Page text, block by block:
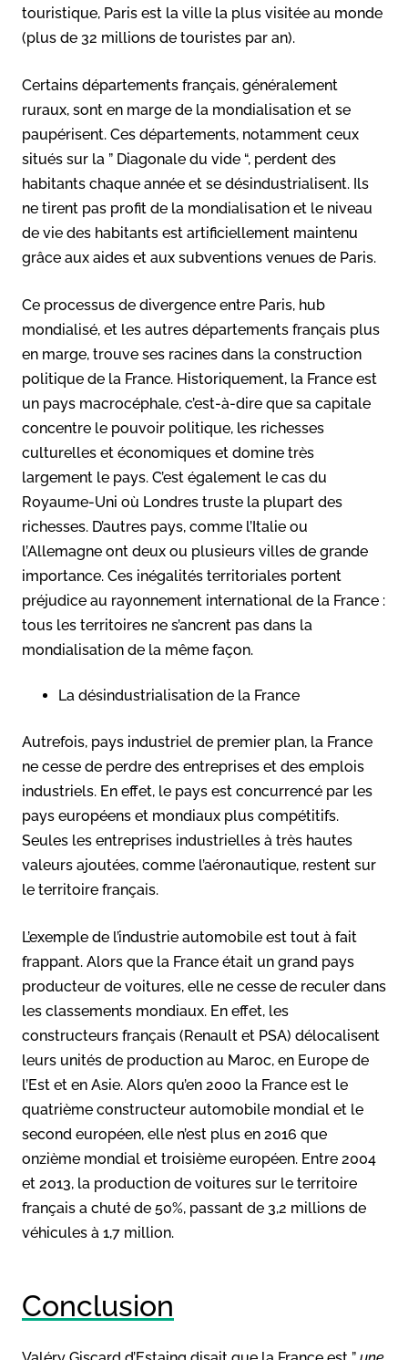
touristique, Paris est la ville la plus visitée au monde
(plus de 32 millions de touristes par an).
Certains départements français, généralement
ruraux, sont en marge de la mondialisation et se
paupérisent. Ces départements, notamment ceux
situés sur la ” Diagonale du vide “, perdent des
habitants chaque année et se désindustrialisent. Ils
ne tirent pas profit de la mondialisation et le niveau
de vie des habitants est artificiellement maintenu
grâce aux aides et aux subventions venues de Paris.
Ce processus de divergence entre Paris, hub
mondialisé, et les autres départements français plus
en marge, trouve ses racines dans la construction
politique de la France. Historiquement, la France est
un pays macrocéphale, c’est-à-dire que sa capitale
concentre le pouvoir politique, les richesses
culturelles et économiques et domine très
largement le pays. C’est également le cas du
Royaume-Uni où Londres truste la plupart des
richesses. D’autres pays, comme l’Italie ou
l’Allemagne ont deux ou plusieurs villes de grande
importance. Ces inégalités territoriales portent
préjudice au rayonnement international de la France :
tous les territoires ne s’ancrent pas dans la
mondialisation de la même façon.
La désindustrialisation de la France
Autrefois, pays industriel de premier plan, la France
ne cesse de perdre des entreprises et des emplois
industriels. En effet, le pays est concurrencé par les
pays européens et mondiaux plus compétitifs.
Seules les entreprises industrielles à très hautes
valeurs ajoutées, comme l’aéronautique, restent sur
le territoire français.
L’exemple de l’industrie automobile est tout à fait
frappant. Alors que la France était un grand pays
producteur de voitures, elle ne cesse de reculer dans
les classements mondiaux. En effet, les
constructeurs français (Renault et PSA) délocalisent
leurs unités de production au Maroc, en Europe de
l’Est et en Asie. Alors qu’en 2000 la France est le
quatrième constructeur automobile mondial et le
second européen, elle n’est plus en 2016 que
onzième mondial et troisième européen. Entre 2004
et 2013, la production de voitures sur le territoire
français a chuté de 50%, passant de 3,2 millions de
véhicules à 1,7 million.
Conclusion